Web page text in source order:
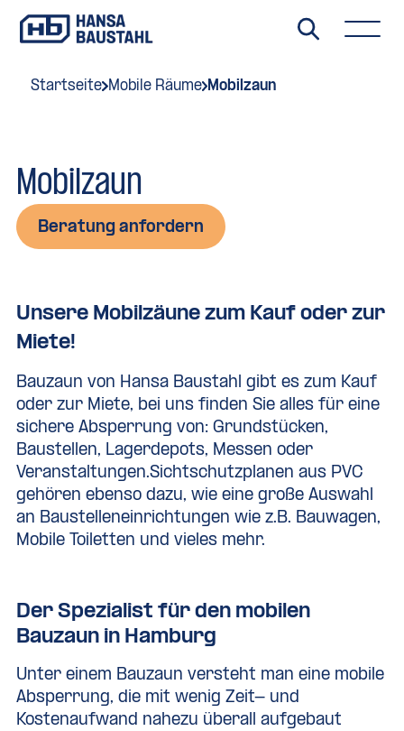
Startseite Mobile Räume Mobilzaun
Mobilzaun
Beratung anfordern
Unsere Mobilzäune zum Kauf oder zur
Miete!
Bauzaun von Hansa Baustahl gibt es zum Kauf
oder zur Miete, bei uns finden Sie alles für eine
sichere Absperrung von: Grundstücken,
Baustellen, Lagerdepots, Messen oder
Veranstaltungen.Sichtschutzplanen aus PVC
gehören ebenso dazu, wie eine große Auswahl
an Baustelleneinrichtungen wie z.B. Bauwagen,
Mobile Toiletten und vieles mehr.
Der Spezialist für den mobilen
Bauzaun in Hamburg
Unter einem Bauzaun versteht man eine mobile
Absperrung, die mit wenig Zeit- und
Kostenaufwand nahezu überall aufgebaut